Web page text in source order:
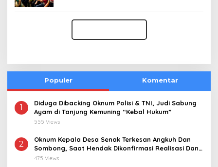
Populer Komentar
1
Diduga Dibacking Oknum Polisi & TNI, Judi Sabung
Ayam di Tanjung Kemuning “Kebal Hukum”
555 Views
2
Oknum Kepala Desa Senak Terkesan Angkuh Dan
Sombong, Saat Hendak Dikonfirmasi Realisasi Dana
Desa 2021-2024
475 Views